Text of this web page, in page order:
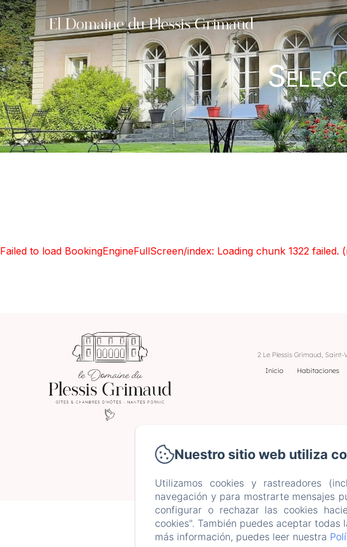
El Domaine du Plessis Grimaud
Failed to load BookingEngineFullScreen/index: Loading chunk 1322
2 Le Plessis Grimaud, Saint-
Inicio
Habitaciones
Nuestro sitio web utiliza
Utilizamos cookies y rastreadores
navegación y para mostrarte mensajes
configurar o rechazar las cookies
cookies". También puedes aceptar
más información, puedes leer nuestra